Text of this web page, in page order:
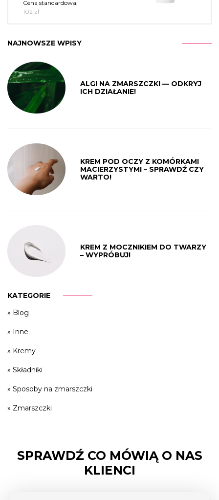
Cena standardowa:
102 zł
NAJNOWSZE WPISY
ALGI NA ZMARSZCZKI — ODKRYJ
ICH DZIAŁANIE!
KREM POD OCZY Z KOMÓRKAMI
MACIERZYSTYMI – SPRAWDŹ CZY
WARTO!
KREM Z MOCZNIKIEM DO TWARZY
– WYPRÓBUJ!
KATEGORIE
Blog
Inne
Kremy
Składniki
Sposoby na zmarszczki
Zmarszczki
SPRAWDŹ CO MÓWIĄ O NAS
KLIENCI